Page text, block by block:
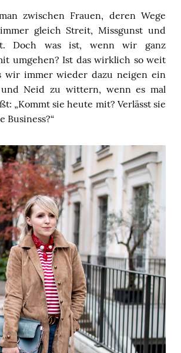
zwischen Frauen, deren Wege
gleich Streit, Missgunst und
Doch was ist, wenn wir ganz
umgehen? Ist das wirklich so weit
wir immer wieder dazu neigen ein
Neid zu wittern, wenn es mal
„Kommt sie heute mit? Verlässt sie
Business?“